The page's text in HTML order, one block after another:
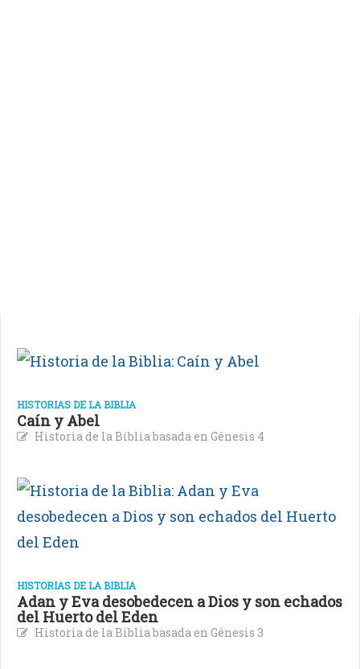
HISTORIAS DE LA BIBLIA
Caín y Abel
Historia de la Biblia basada en Génesis 4
HISTORIAS DE LA BIBLIA
Adan y Eva desobedecen a Dios y son echados
del Huerto del Eden
Historia de la Biblia basada en Génesis 3